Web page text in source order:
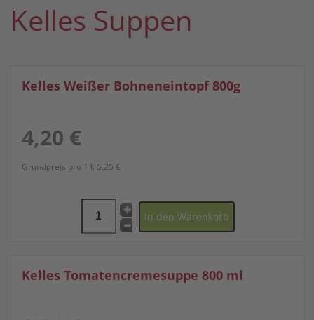
Kelles Suppen
Kelles Weißer Bohneneintopf 800g
4,20 €
Grundpreis pro 1 l: 5,25 €
Kelles Tomatencremesuppe 800 ml